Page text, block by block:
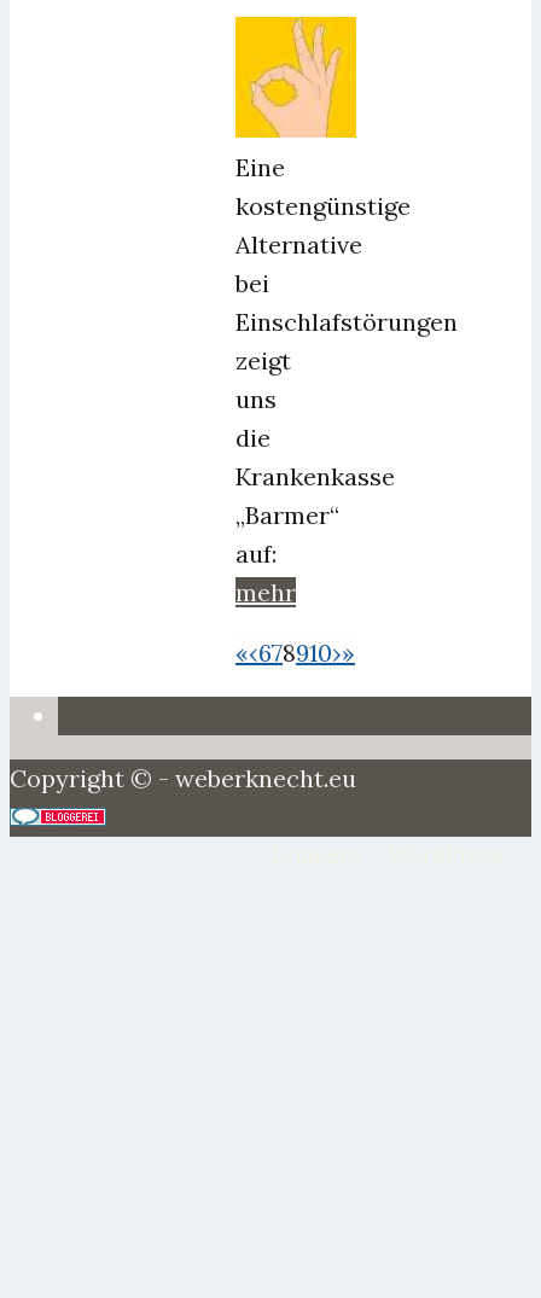
Eine
kostengünstige
Alternative
bei
Einschlafstörungen
zeigt
uns
die
Krankenkasse
„Barmer“
auf:
mehr
«‹678910›»
Copyright © - weberknecht.eu